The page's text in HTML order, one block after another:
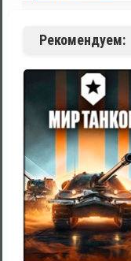
Рекомендуем: